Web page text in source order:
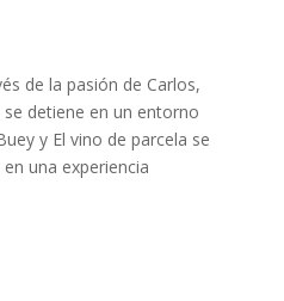
de la pasión de Carlos,
se detiene en un entorno
y El vino de parcela se
una experiencia